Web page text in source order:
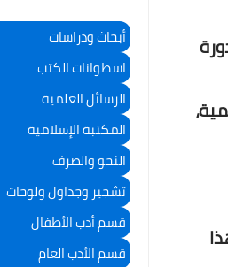
أبحاث ودراسات
اسطوانات الكتب
الرسائل العلمية
المكتبة الإسلامية
النحو والصرف
تشجير وجداول ولوحات
قسم أدب الأطفال
قسم الأدب العام